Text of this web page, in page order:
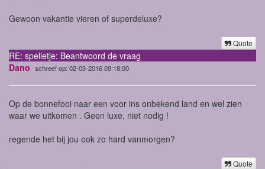
Gewoon vakantie vieren of superdeluxe?
Quote
RE: spelletje: Beantwoord de vraag
Dano schreef op: 02-03-2016 09:18:00
Op de bonnefooi naar een voor ins onbekend land en wel zien
waar we uitkomen . Geen luxe, niet nodig !
regende het bij jou ook zo hard vanmorgen?
Quote